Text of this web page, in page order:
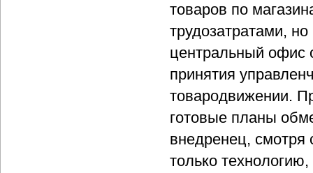
товаров по
трудозатратами,
центральный офис
принятия
товародвижении.
готовые планы
внедренец, смотря
только